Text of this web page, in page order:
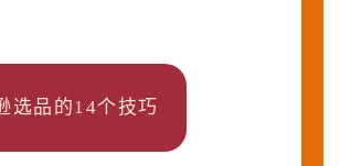
选品的14个技巧